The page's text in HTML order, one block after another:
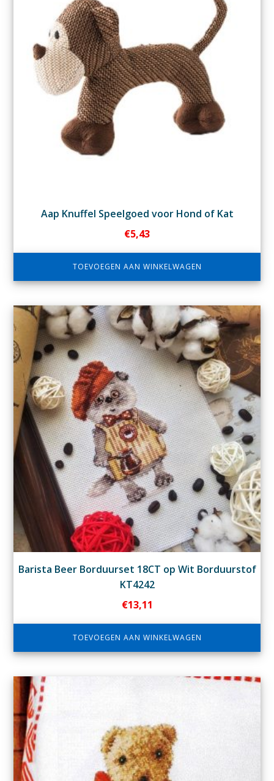
Aap Knuffel Speelgoed voor Hond of Kat
€5,43
TOEVOEGEN AAN WINKELWAGEN
Barista Beer Borduurset 18CT op Wit Borduurstof
KT4242
€13,11
TOEVOEGEN AAN WINKELWAGEN